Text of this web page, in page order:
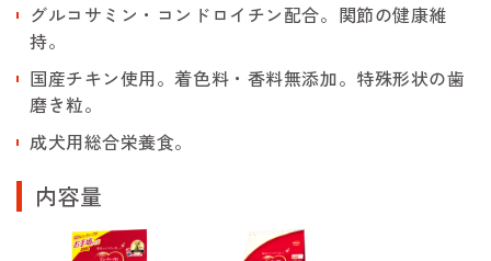
グルコサミン・コンドロイチン配合。関節の健康維
持。
国産チキン使用。着色料・香料無添加。特殊形状の歯
磨き粒。
成犬用総合栄養食。
内容量